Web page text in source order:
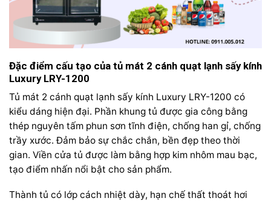
Đặc điểm cấu tạo của tủ mát 2 cánh quạt lạnh sấy kính
Luxury LRY-1200
Tủ mát 2 cánh quạt lạnh sấy kính Luxury LRY-1200 có
kiểu dáng hiện đại. Phần khung tủ được gia công bằng
thép nguyên tấm phun sơn tĩnh điện, chống han gỉ, chống
trầy xước. Đảm bảo sự chắc chắn, bền đẹp theo thời
gian. Viền cửa tủ được làm bằng hợp kim nhôm mau bạc,
tạo điểm nhấn nổi bật cho sản phẩm.
Thành tủ có lớp cách nhiệt dày, hạn chế thất thoát hơi